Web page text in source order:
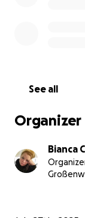
See all
Organizer
Bianca